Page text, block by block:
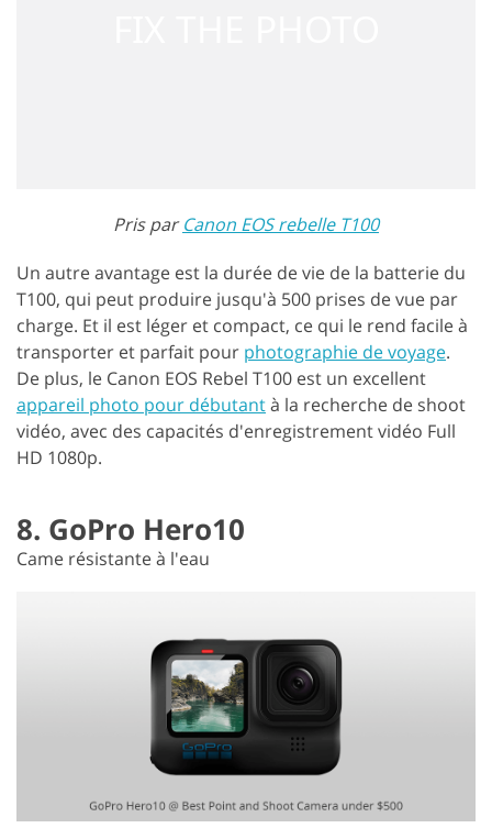
Pris parCanon EOS rebelle T100
Un autre avantage est la durée de vie de la batterie du
T100, qui peut produire jusqu'à 500 prises de vue par
charge. Et il est léger et compact, ce qui le rend facile à
transporter et parfait pour photographie de voyage.
De plus, le Canon EOS Rebel T100 est un excellent
appareil photo pour débutantà la recherche de shoot
vidéo, avec des capacités d'enregistrement vidéo Full
HD 1080p.
8. GoPro Hero10
Came résistante à l'eau